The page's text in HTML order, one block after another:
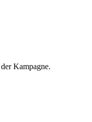
Kampagne.